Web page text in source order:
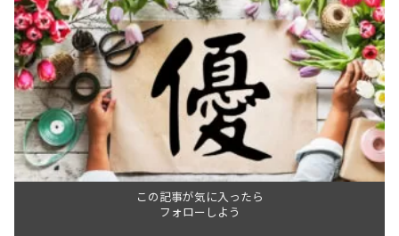
この記事が気に入ったら
フォローしよう